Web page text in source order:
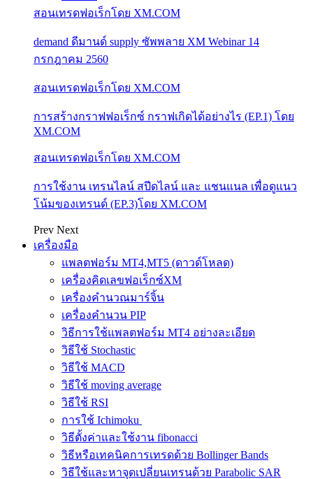
สอนเทรดฟอเร็กโดย XM.COM
demand ดีมานด์ supply ซัพพลาย XM Webinar 14
กรกฎาคม 2560
สอนเทรดฟอเร็กโดย XM.COM
การสร้างกราฟฟอเร็กซ์ กราฟเกิดได้อย่างไร (EP.1) โดย
XM.COM
สอนเทรดฟอเร็กโดย XM.COM
การใช้งาน เทรนไลน์ สปีดไลน์ และ แชนแนล เพื่อดูแนว
โน้มของเทรนด์ (EP.3)โดย XM.COM
Prev Next
เครื่องมือ
แพลตฟอร์ม MT4,MT5 (ดาวด์โหลด)
เครื่องคิดเลขฟอเร็กซ์XM
เครื่องคำนวณมาร์จิ้น
เครื่องคำนวน PIP
วิธีการใช้แพลตฟอร์ม MT4 อย่างละเอียด
วิธีใช้ Stochastic
วิธีใช้ MACD
วิธีใช้ moving average
วิธีใช้ RSI
การใช้ Ichimoku
วิธีตั้งค่าและใช้งาน fibonacci
วิธีหรือเทคนิคการเทรดด้วย Bollinger Bands
วิธีใช้และหาจุดเปลี่ยนเทรนด้วย Parabolic SAR